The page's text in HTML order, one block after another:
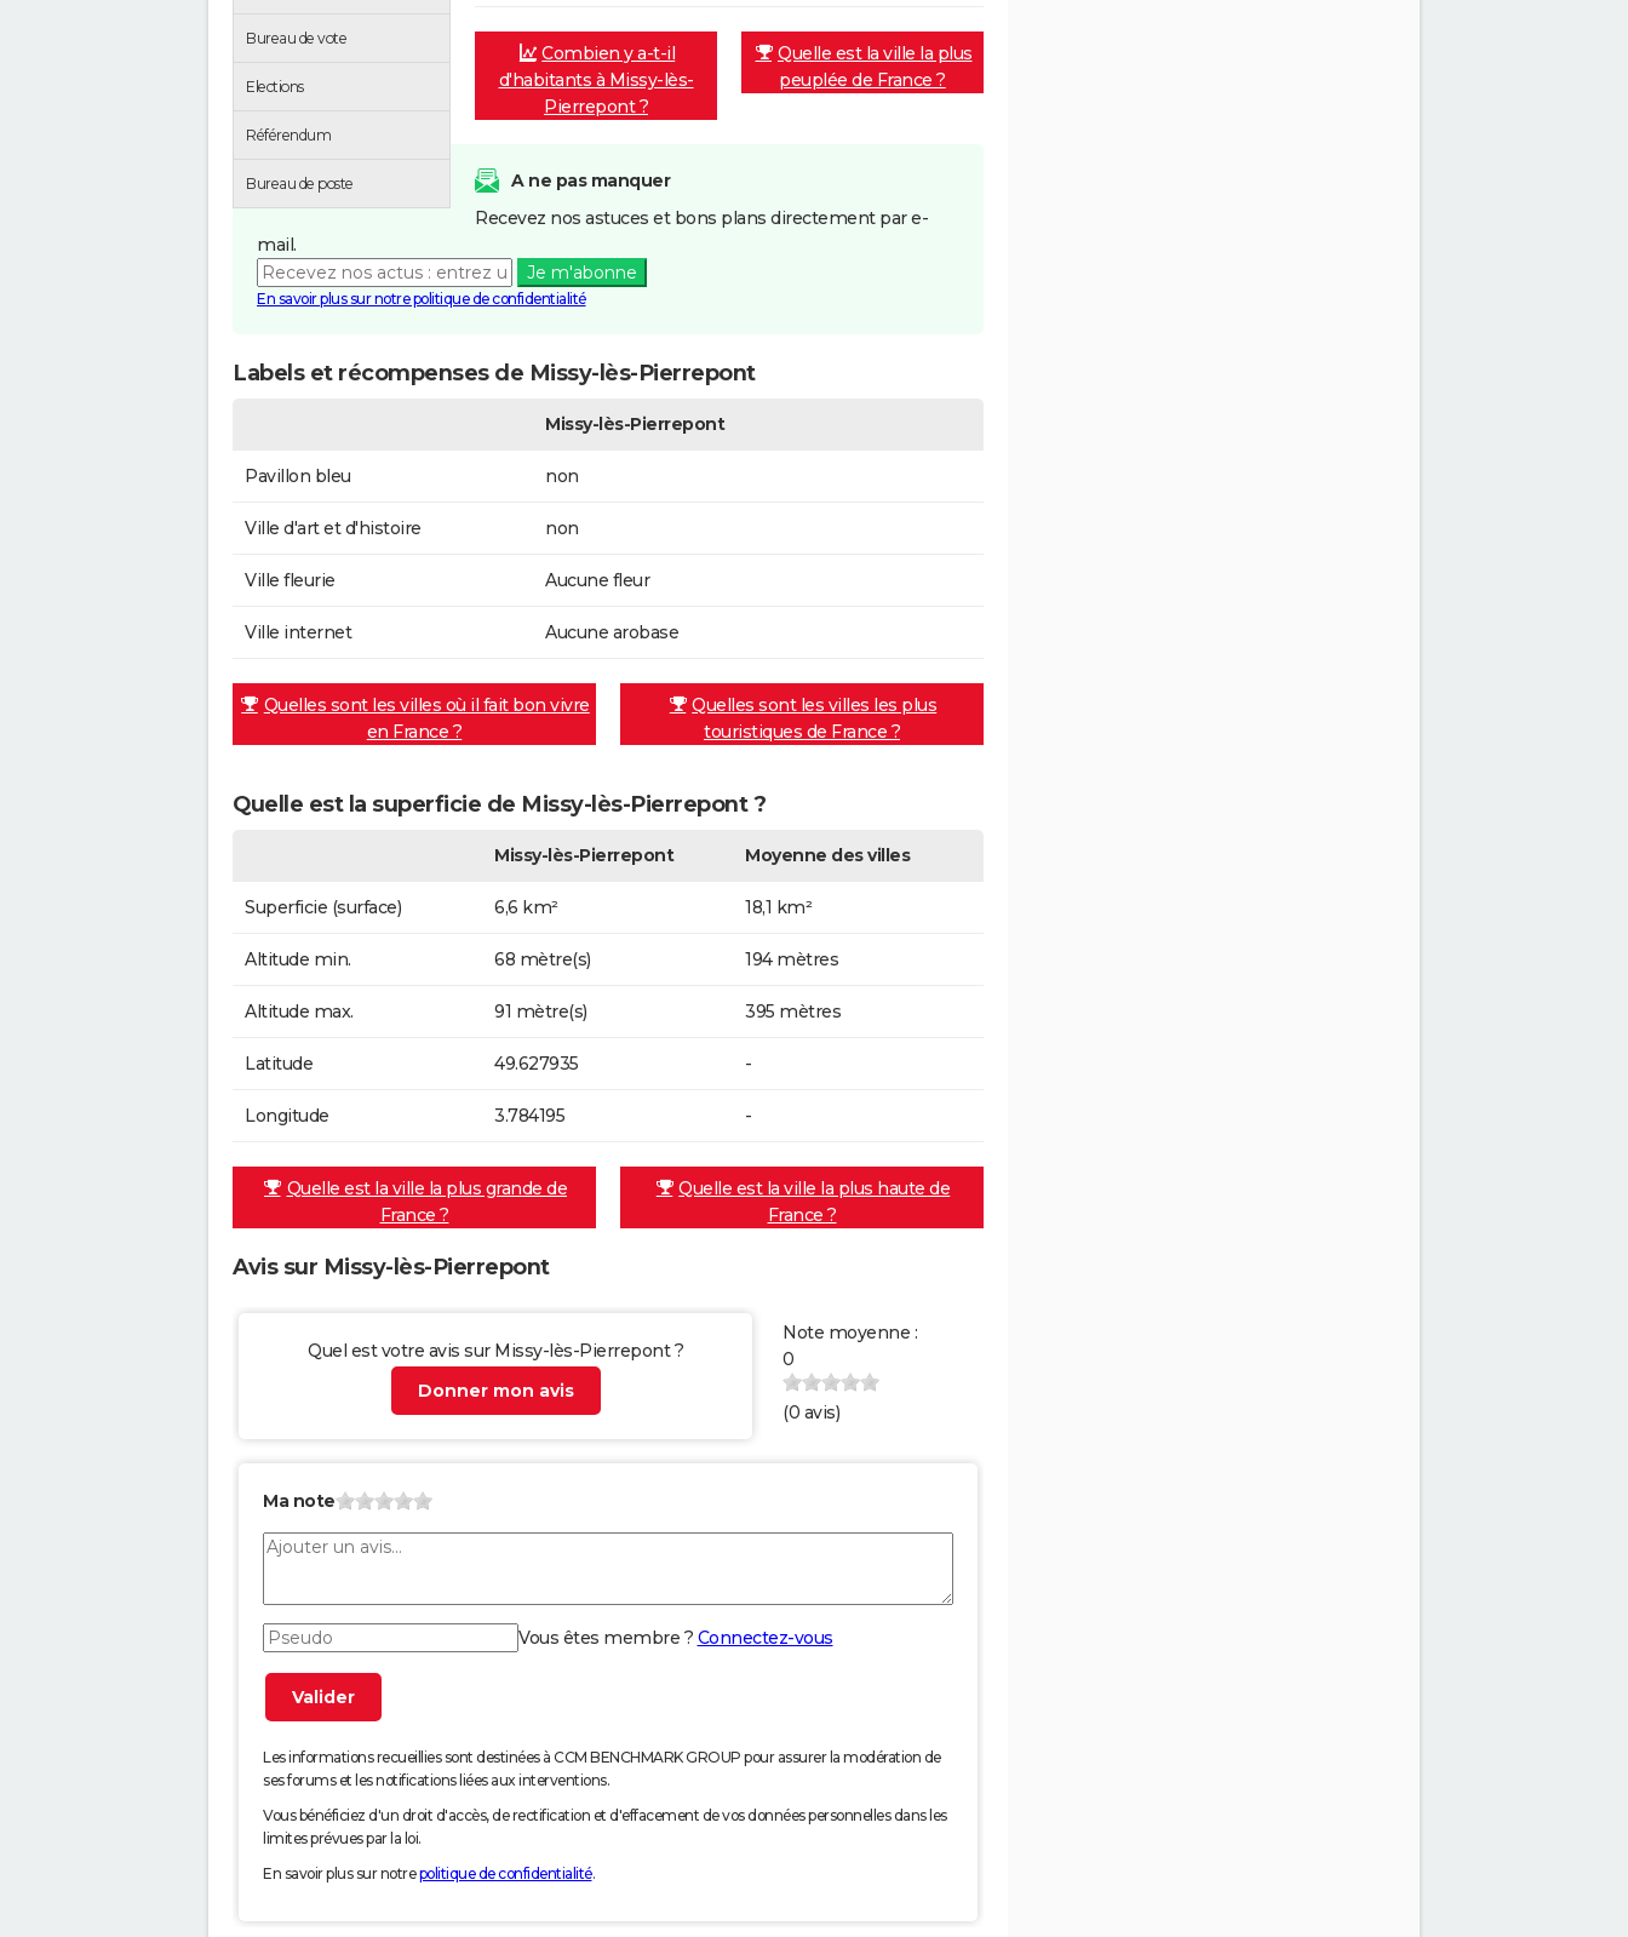
Bureau de vote
Elections
Référendum
Bureau de poste
Combien y a-t-il
d'habitants à Missy-lès-
Pierrepont ?
Quelle est la ville la plus
peuplée de France ?
A ne pas manquer
Recevez nos astuces et bons plans directement par e-
mail.
Je m'abonne
En savoir plus sur notre politique de confidentialité
Labels et récompenses de Missy-lès-Pierrepont
Missy-lès-Pierrepont
Pavillon bleu non
Ville d'art et d'histoire non
Ville fleurie Aucune fleur
Ville internet Aucune arobase
Quelles sont les villes où il fait bon vivre
en France ?
Quelles sont les villes les plus
touristiques de France ?
Quelle est la superficie de Missy-lès-Pierrepont ?
Missy-lès-Pierrepont Moyenne des villes
Superficie (surface) 6,6 km² 18,1 km²
Altitude min. 68 mètre(s) 194 mètres
Altitude max. 91 mètre(s) 395 mètres
Latitude 49.627935 -
Longitude 3.784195 -
Quelle est la ville la plus grande de
France ?
Quelle est la ville la plus haute de
France ?
Avis sur Missy-lès-Pierrepont
Quel est votre avis sur Missy-lès-Pierrepont ?
Donner mon avis
Note moyenne :
0
(0 avis)
Ma note
Vous êtes membre ? Connectez-vous
Les informations recueillies sont destinées à CCM BENCHMARK GROUP pour assurer la modération de
ses forums et les notifications liées aux interventions.
Vous bénéficiez d'un droit d'accès, de rectification et d'effacement de vos données personnelles dans les
limites prévues par la loi.
En savoir plus sur notrepolitique de confidentialité.